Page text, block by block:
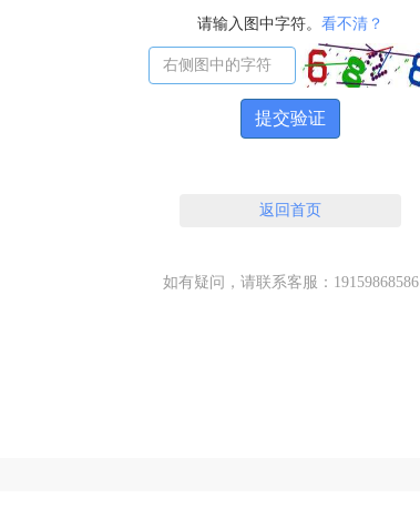
请输入图中字符。 看不清？
提交验证
返回首页
如有疑问，请联系客服：19159868586